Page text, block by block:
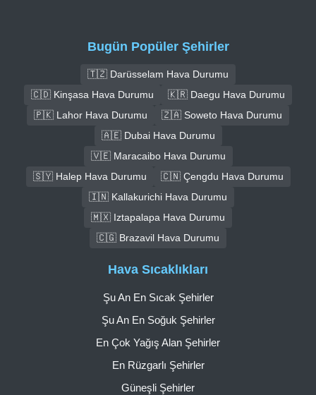
Bugün Popüler Şehirler
🇹🇿 Darüsselam Hava Durumu
🇨🇩 Kinşasa Hava Durumu
🇰🇷 Daegu Hava Durumu
🇵🇰 Lahor Hava Durumu
🇿🇦 Soweto Hava Durumu
🇦🇪 Dubai Hava Durumu
🇻🇪 Maracaibo Hava Durumu
🇸🇾 Halep Hava Durumu
🇨🇳 Çengdu Hava Durumu
🇮🇳 Kallakurichi Hava Durumu
🇲🇽 Iztapalapa Hava Durumu
🇨🇬 Brazavil Hava Durumu
Hava Sıcaklıkları
Şu An En Sıcak Şehirler
Şu An En Soğuk Şehirler
En Çok Yağış Alan Şehirler
En Rüzgarlı Şehirler
Güneşli Şehirler